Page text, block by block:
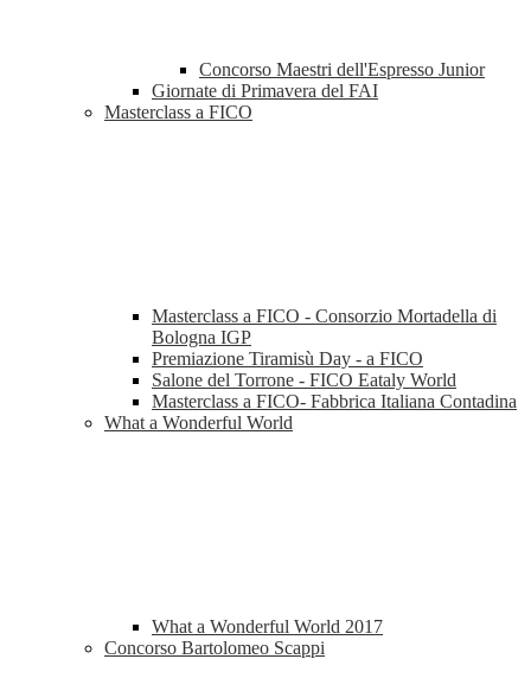
Concorso Maestri dell'Espresso Junior
Giornate di Primavera del FAI
Masterclass a FICO
Masterclass a FICO - Consorzio Mortadella di
Bologna IGP
Premiazione Tiramisù Day - a FICO
Salone del Torrone - FICO Eataly World
Masterclass a FICO- Fabbrica Italiana Contadina
What a Wonderful World
What a Wonderful World 2017
Concorso Bartolomeo Scappi